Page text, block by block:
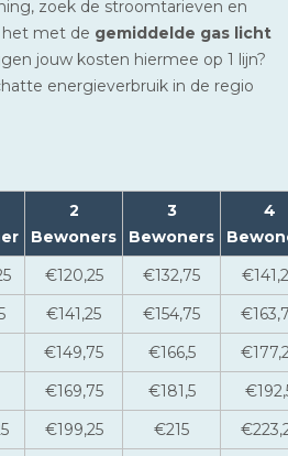
zoek de stroomtarieven en
het met de gemiddelde gas licht
jouw kosten hiermee op 1 lijn?
energieverbruik in de regio
2
Bewoners
3
Bewoners
4
€120,25 €132,75
€141,25 €154,75
€149,75 €166,5
€169,75 €181,5
€199,25 €215